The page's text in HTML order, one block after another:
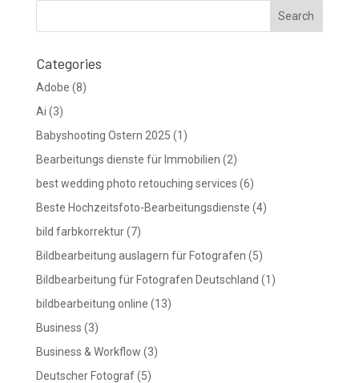
Categories
Adobe (8)
Ai (3)
Babyshooting Ostern 2025 (1)
Bearbeitungs dienste für Immobilien (2)
best wedding photo retouching services (6)
Beste Hochzeitsfoto-Bearbeitungsdienste (4)
bild farbkorrektur(7)
Bildbearbeitung auslagern für Fotografen (5)
Bildbearbeitung für Fotografen Deutschland (1)
bildbearbeitung online (13)
Business (3)
Business & Workflow (3)
Deutscher Fotograf(5)